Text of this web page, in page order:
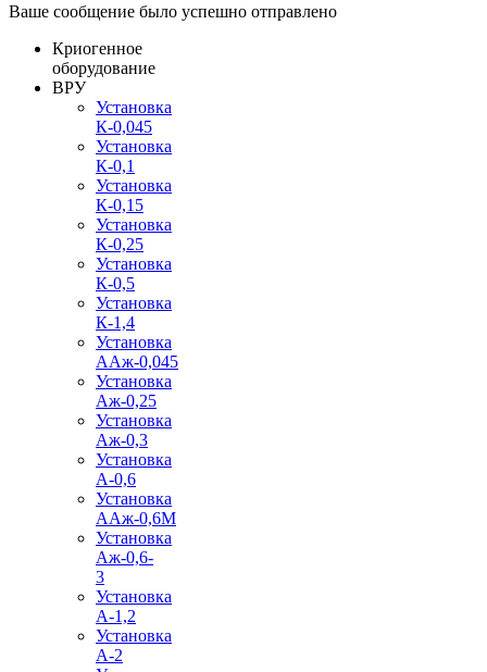
Ваше сообщение было успешно отправлено
Криогенное
оборудование
ВРУ
Установка
К-0,045
Установка
К-0,1
Установка
К-0,15
Установка
К-0,25
Установка
К-0,5
Установка
К-1,4
Установка
ААж-0,045
Установка
Аж-0,25
Установка
Аж-0,3
Установка
А-0,6
Установка
ААж-0,6М
Установка
Аж-0,6-
3
Установка
А-1,2
Установка
А-2